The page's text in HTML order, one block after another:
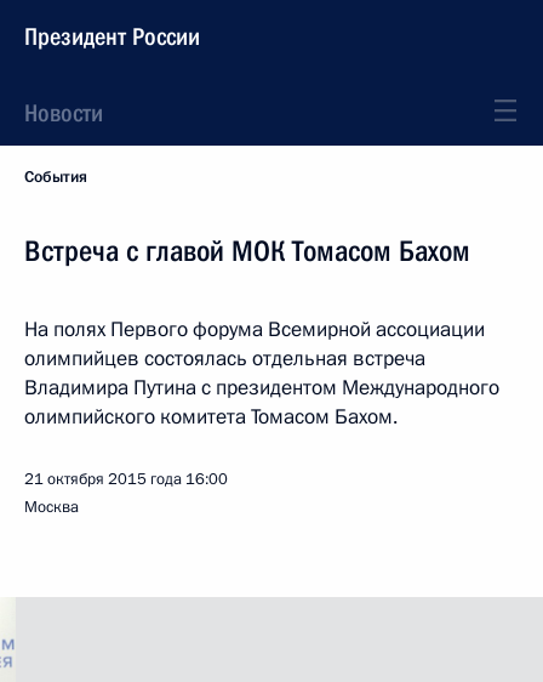
Президент России
Новости
События
Встреча с главой МОК Томасом Бахом
На полях Первого форума Всемирной ассоциации
олимпийцев состоялась отдельная встреча
Владимира Путина с президентом Международного
олимпийского комитета Томасом Бахом.
21 октября 2015 года 16:00
Москва